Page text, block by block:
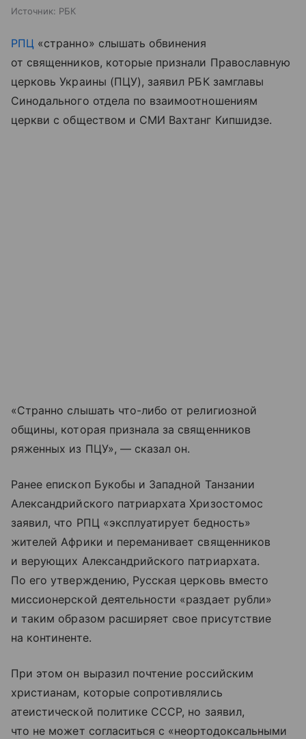
Источник: РБК
РПЦ «странно» слышать обвинения
от священников, которые признали Православную
церковь Украины (ПЦУ), заявил РБК замглавы
Синодального отдела по взаимоотношениям
церкви с обществом и СМИ Вахтанг Кипшидзе.
«Странно слышать что-либо от религиозной
общины, которая признала за священников
ряженных из ПЦУ», — сказал он.
Ранее епископ Букобы и Западной Танзании
Александрийского патриархата Хризостомос
заявил, что РПЦ «эксплуатирует бедность»
жителей Африки и переманивает священников
и верующих Александрийского патриархата.
По его утверждению, Русская церковь вместо
миссионерской деятельности «раздает рубли»
и таким образом расширяет свое присутствие
на континенте.
При этом он выразил почтение российским
христианам, которые сопротивлялись
атеистической политике СССР, но заявил,
что не может согласиться с «неортодоксальными